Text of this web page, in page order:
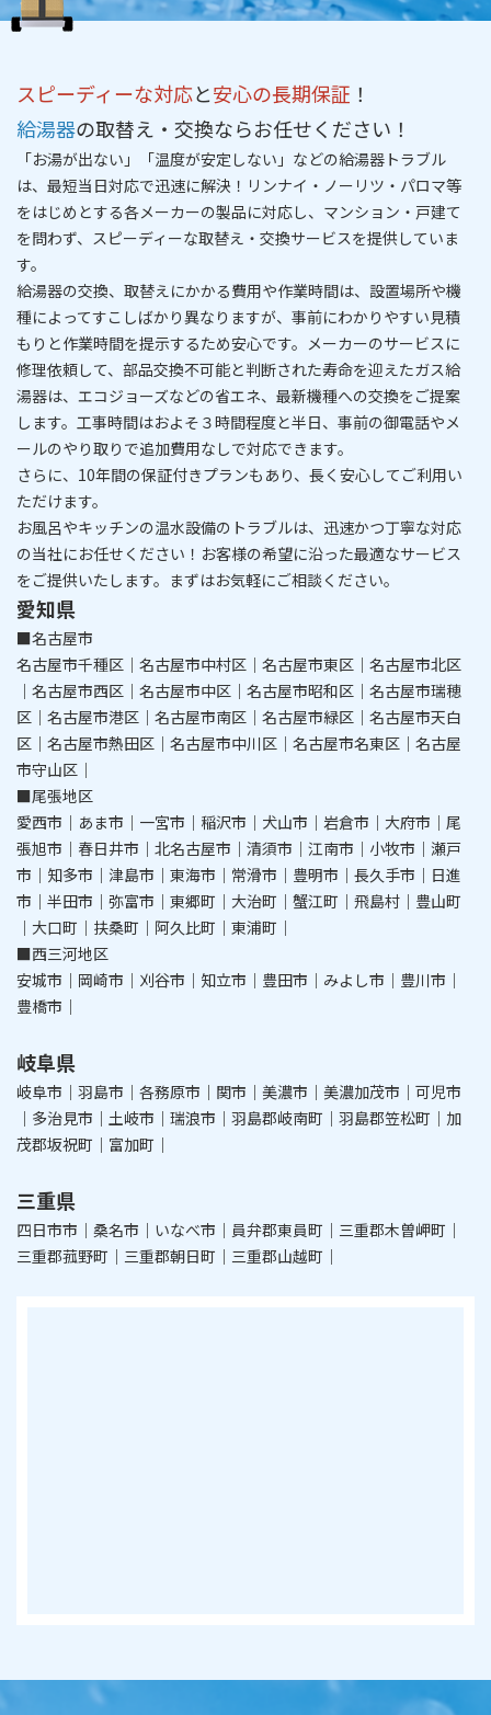
スピーディーな対応と安心の長期保証 ！
給湯器の取替え・交換ならお任せください！
「お湯が出ない」「温度が安定しない」などの給湯器トラブル
は、 最短当日対応で迅速に解決！リンナイ・ノーリツ・パロマ等
をはじめとする各メーカーの製品に対応し、マンション・戸建て
を問わず、 スピーディーな取替え・交換サービスを提供していま
す。
給湯器の交換、取替えにかかる費用や作業時間は、設置場所や機
種によってすこしばかり異なりますが、事前にわかりやすい見積
もりと作業時間を提示するため安心です。メーカーのサービスに
修理依頼して、部品交換不可能と判断された寿命を迎えたガス給
湯器は、エコジョーズなどの省エネ、最新機種への交換をご提案
します。工事時間はおよそ３時間程度と半日、事前の御電話やメ
ールのやり取りで追加費用なしで対応できます。
さらに、 10年間の保証付きプランもあり、長く安心してご利用い
ただけます。
​​​​​​​お風呂やキッチンの温水設備のトラブルは、迅速かつ丁寧な対応
の当社にお任せください！ お客様の希望に沿った最適なサービス
をご提供いたします。まずはお気軽にご相談ください。
愛知県
■名古屋市
名古屋市千種区｜名古屋市中村区｜名古屋市東区｜名古屋市北区
｜名古屋市西区｜名古屋市中区｜名古屋市昭和区｜名古屋市瑞穂
区｜名古屋市港区｜名古屋市南区｜名古屋市緑区｜名古屋市天白
区｜名古屋市熱田区｜名古屋市中川区｜名古屋市名東区｜名古屋
市守山区｜
■尾張地区
愛西市｜あま市｜一宮市｜稲沢市｜犬山市｜岩倉市｜大府市｜尾
張旭市｜春日井市｜北名古屋市｜清須市｜江南市｜小牧市｜瀬戸
市｜知多市｜津島市｜東海市｜常滑市｜豊明市｜長久手市｜日進
市｜半田市｜弥富市｜東郷町｜大治町｜蟹江町｜飛島村｜豊山町
｜大口町｜扶桑町｜阿久比町｜東浦町｜
■西三河地区
安城市｜岡崎市｜刈谷市｜知立市｜豊田市｜みよし市｜豊川市｜
豊橋市｜
岐阜県
岐阜市｜羽島市｜各務原市｜関市｜美濃市｜美濃加茂市｜可児市
｜多治見市｜土岐市｜瑞浪市｜羽島郡岐南町｜羽島郡笠松町｜加
茂郡坂祝町｜富加町｜
三重県
四日市市｜桑名市｜いなべ市｜員弁郡東員町｜三重郡木曽岬町｜
三重郡菰野町｜三重郡朝日町｜三重郡山越町｜